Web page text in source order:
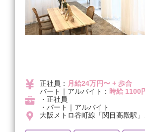
正社員： 月給24万円〜 + 歩合
パート｜アルバイト： 時給 1100
・正社員
・パート｜アルバイト
大阪メトロ谷町線「関目高殿駅